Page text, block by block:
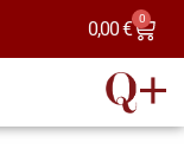
0,00€ 0